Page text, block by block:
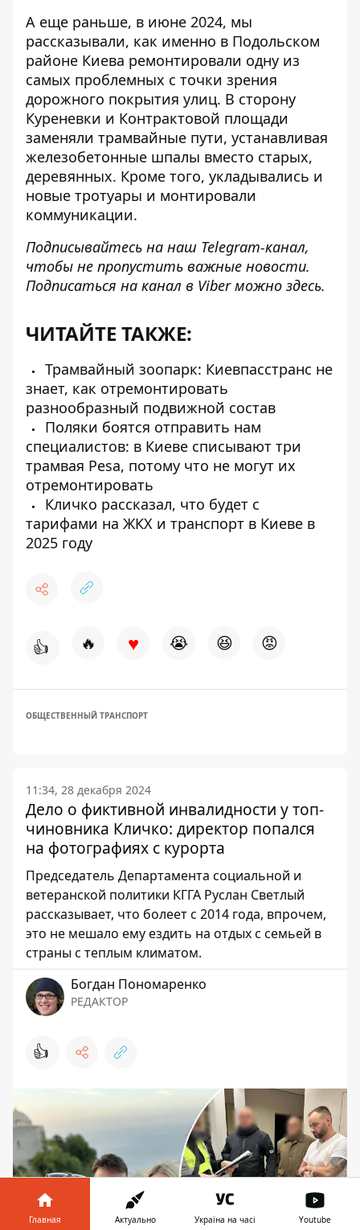
А еще раньше, в июне 2024, мы
рассказывали, как именно в Подольском
районе Киева ремонтировали одну из
самых проблемных с точки зрения
дорожного покрытия улиц. В сторону
Куреневки и Контрактовой площади
заменяли трамвайные пути, устанавливая
железобетонные шпалы вместо старых,
деревянных. Кроме того, укладывались и
новые тротуары и монтировали
коммуникации.
Подписывайтесь на наш Telegram-канал,
чтобы не пропустить важные новости.
Подписаться на канал в Viber можно здесь.
ЧИТАЙТЕ ТАКЖЕ:
Трамвайный зоопарк: Киевпасстранс не
знает, как отремонтировать
разнообразный подвижной состав
Поляки боятся отправить нам
специалистов: в Киеве списывают три
трамвая Pesa, потому что не могут их
отремонтировать
Кличко рассказал, что будет с
тарифами на ЖКХ и транспорт в Киеве в
2025 году
👍 🔥 ♥ 😭 😆 😡
ОБЩЕСТВЕННЫЙ ТРАНСПОРТ
11:34, 28 декабря 2024
Дело о фиктивной инвалидности у топ-
чиновника Кличко: директор попался
на фотографиях с курорта
Председатель Департамента социальной и
ветеранской политики КГГА Руслан Светлый
рассказывает, что болеет с 2014 года, впрочем,
это не мешало ему ездить на отдых с семьей в
страны с теплым климатом.
Богдан Пономаренко
РЕДАКТОР
👍
Главная Актуально Україна на часі Youtube